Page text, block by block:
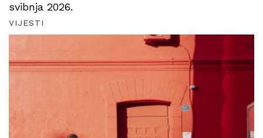
svibnja 2026.
VIJESTI